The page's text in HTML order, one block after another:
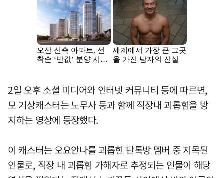
2일 오후 소셜 미디어와 인터넷 커뮤니티 등에 따르면,
모 기상캐스터는 노무사 등과 함께 직장내 괴롭힘을 방
지하는 영상에 등장했다.
이 캐스터는 오요안나를 괴롭힌 단톡방 멤버 중 지목된
인물로, 직장 내 괴롭힘 가해자로 추정되는 인물이 해당